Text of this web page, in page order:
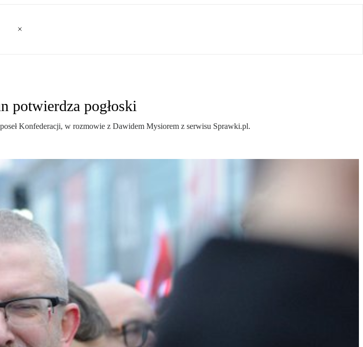
potwierdza pogłoski
Konfederacji, w rozmowie z Dawidem Mysiorem z serwisu Sprawki.pl.